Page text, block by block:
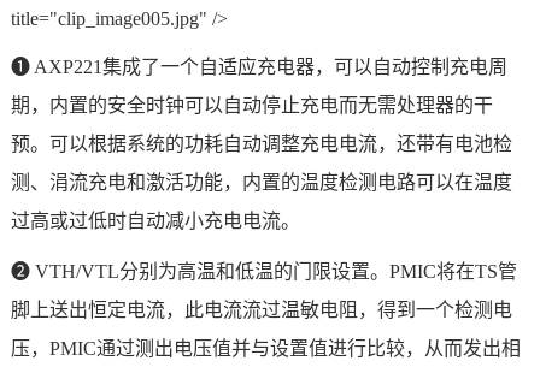
title="clip_image005.jpg" />
❶ AXP221集成了一个自适应充电器，可以自动控制充电周
期，内置的安全时钟可以自动停止充电而无需处理器的干
预。可以根据系统的功耗自动调整充电电流，还带有电池检
测、涓流充电和激活功能，内置的温度检测电路可以在温度
过高或过低时自动减小充电电流。
❷ VTH/VTL分别为高温和低温的门限设置。PMIC将在TS管
脚上送出恒定电流，此电流流过温敏电阻，得到一个检测电
压，PMIC通过测出电压值并与设置值进行比较，从而发出相